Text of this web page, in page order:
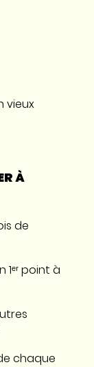
vieux
À
de
point à
chaque